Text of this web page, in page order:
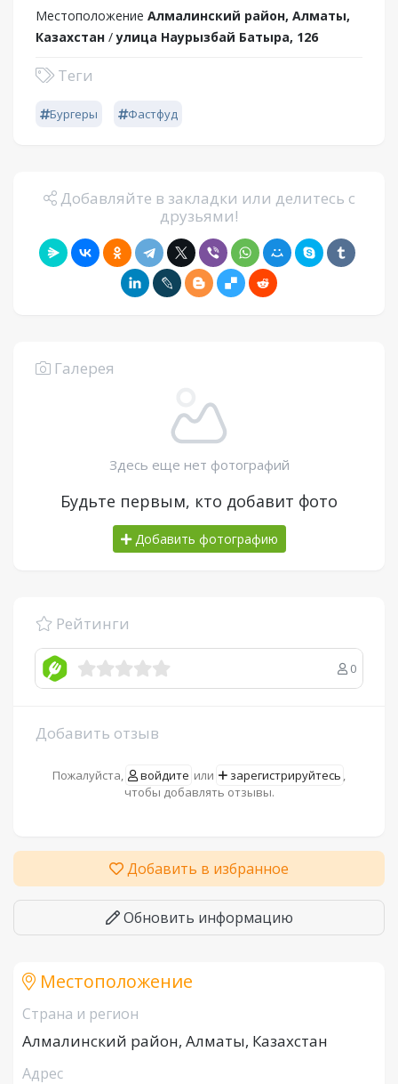
Местоположение Алмалинский район, Алматы,
Казахстан /улица Наурызбай Батыра, 126
Теги
Бургеры Фастфуд
Добавляйте в закладки или делитесь с
друзьями!
Галерея
Здесь еще нет фотографий
Будьте первым, кто добавит фото
Добавить фотографию
Рейтинги
0
Добавить отзыв
Пожалуйста, войдите или зарегистрируйтесь ,
чтобы добавлять отзывы.
Добавить в избранное
Обновить информацию
Местоположение
Страна и регион
Алмалинский район, Алматы, Казахстан
Адрес